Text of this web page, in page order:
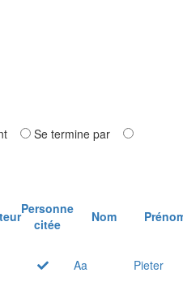
Se termine par
Personne
citée
Nom
Aa Pieter